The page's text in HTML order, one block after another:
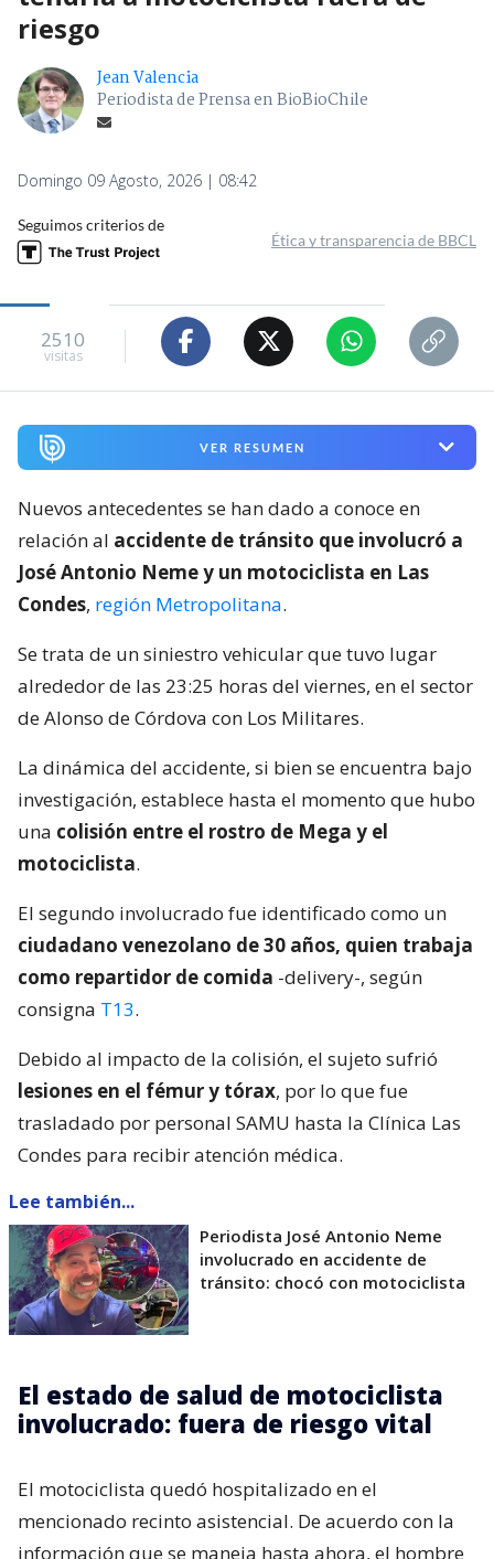
riesgo
Jean Valencia
Periodista de Prensa en BioBioChile
Domingo 09 Agosto, 2026 | 08:42
Seguimos criterios de
Ética y transparencia de BBCL
2510
visitas
VER RESUMEN
Nuevos antecedentes se han dado a conoce en
relación al accidente de tránsito que involucró a
José Antonio Neme y un motociclista en Las
Condes, región Metropolitana.
Se trata de un siniestro vehicular que tuvo lugar
alrededor de las 23:25 horas del viernes, en el sector
de Alonso de Córdova con Los Militares.
La dinámica del accidente, si bien se encuentra bajo
investigación, establece hasta el momento que hubo
una colisión entre el rostro de Mega y el
motociclista.
El segundo involucrado fue identificado como un
ciudadano venezolano de 30 años, quien trabaja
como repartidor de comida -delivery-, según
consigna T13.
Debido al impacto de la colisión, el sujeto sufrió
lesiones en el fémur y tórax, por lo que fue
trasladado por personal SAMU hasta la Clínica Las
Condes para recibir atención médica.
Lee también...
Periodista José Antonio Neme
involucrado en accidente de
tránsito: chocó con motociclista
El estado de salud de motociclista
involucrado: fuera de riesgo vital
El motociclista quedó hospitalizado en el
mencionado recinto asistencial. De acuerdo con la
información que se maneja hasta ahora, el hombre